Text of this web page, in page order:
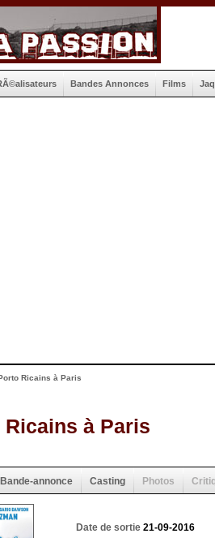
Bandes Annonces Films
Ricains à Paris
Ricains à Paris
Bande-annonce Casting Photos
Date de sortie 21-09-2016